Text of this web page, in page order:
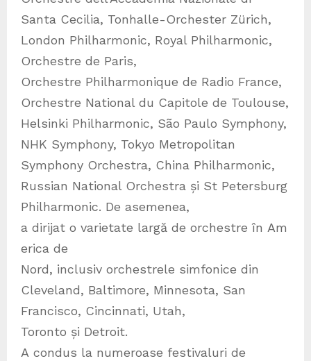
Santa Cecilia, Tonhalle-Orchester Zürich,
London Philharmonic, Royal Philharmonic,
Orchestre de Paris,
Orchestre Philharmonique de Radio France,
Orchestre National du Capitole de Toulouse,
Helsinki Philharmonic, São Paulo Symphony,
NHK Symphony, Tokyo Metropolitan
Symphony Orchestra, China Philharmonic,
Russian National Orchestra și St Petersburg
Philharmonic. De asemenea,
a dirijat o varietate largă de orchestre în Am
erica de
Nord, inclusiv orchestrele simfonice din
Cleveland, Baltimore, Minnesota, San
Francisco, Cincinnati, Utah,
Toronto și Detroit.
A condus la numeroase festivaluri de